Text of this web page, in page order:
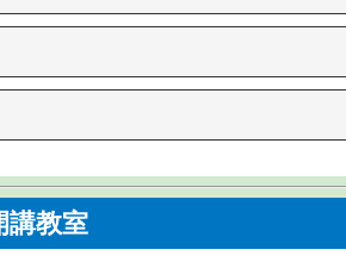
講教室